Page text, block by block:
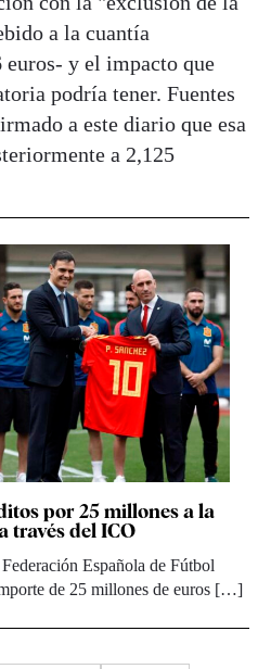
a la cuantía
y el impacto que
podría tener. Fuentes
a este diario que esa
a 2,125
por 25 millones a la
través del ICO
Española de Fútbol
de 25 millones de euros […]